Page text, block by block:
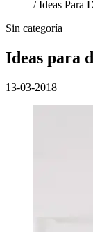
/ Ideas Para
Sin categoría
Ideas para
13-03-2018